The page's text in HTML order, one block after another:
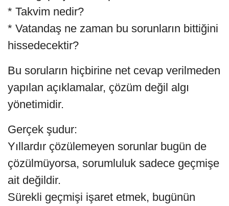
* Takvim nedir?
* Vatandaş ne zaman bu sorunların bittiğini
hissedecektir?
Bu soruların hiçbirine net cevap verilmeden
yapılan açıklamalar, çözüm değil algı
yönetimidir.
Gerçek şudur:
Yıllardır çözülemeyen sorunlar bugün de
çözülmüyorsa, sorumluluk sadece geçmişe
ait değildir.
Sürekli geçmişi işaret etmek, bugünün